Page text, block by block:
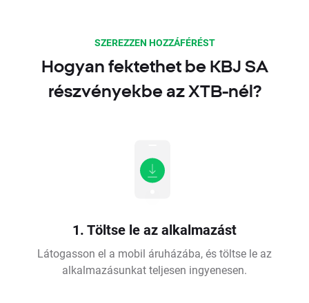
SZEREZZEN HOZZÁFÉRÉST
Hogyan fektethet be KBJ SA
részvényekbe az XTB-nél?
1. Töltse le az alkalmazást
Látogasson el a mobil áruházába, és töltse le az
alkalmazásunkat teljesen ingyenesen.